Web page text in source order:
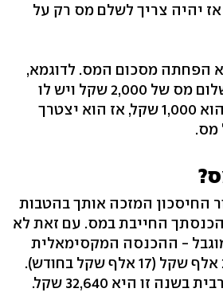
1,000 שקל, אז יהיה צריך לשלם מס רק על
הפחתה מסכום המס. לדוגמא,
אם עצמאי חייב בתשלום מס של 2,000 שקל ויש לו
זיכוי שערכו הכספי הוא 1,000 שקל, אז הוא יצטרך
החיסכון המזכה אותך בהטבות
הינו עד 16% מהכנסתך החייבת במס. עם זאת לא
- ההכנסה המקסימאלית
יכולה להגיע עד 204 אלף שקל (17 אלף שקל בחודש).
זו היא 32,640 שקל.